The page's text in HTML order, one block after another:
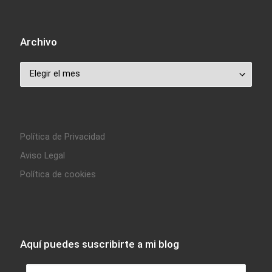
Archivo
Archivo
Política de Privacidad
Aviso Legal
Política de cookies
Aquí puedes suscribirte a mi blog